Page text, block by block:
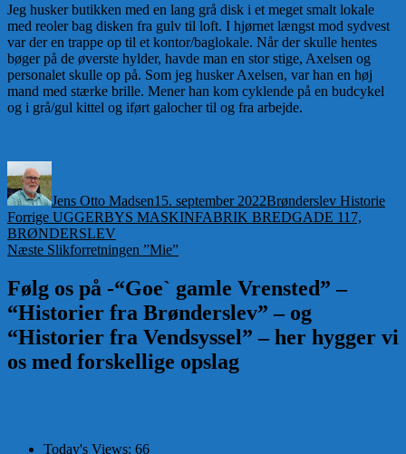
Jeg husker butikken med en lang grå disk i et meget smalt lokale
med reoler bag disken fra gulv til loft. I hjørnet længst mod sydvest
var der en trappe op til et kontor/baglokale. Når der skulle hentes
bøger på de øverste hylder, havde man en stor stige, Axelsen og
personalet skulle op på. Som jeg husker Axelsen, var han en høj
mand med stærke brille. Mener han kom cyklende på en budcykel
og i grå/gul kittel og iført galocher til og fra arbejde.
Jens Otto Madsen15. september 2022Brønderslev Historie
Indlægsnavigation
Forrige Forrige
indlæg:
UGGERBYS MASKINFABRIK BREDGADE 117,
BRØNDERSLEV
Næste Næste
Slikforretningen ”Mie”
Følg os på -“Goe` gamle Vrensted” –
“Historier fra Brønderslev” – og
“Historier fra Vendsyssel” – her hygger vi
os med forskellige opslag
Today's Views: 66